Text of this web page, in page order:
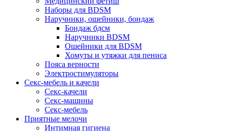
Наборы для BDSM
Наручники, ошейники, бондаж
Бондаж бдсм
Наручники BDSM
Ошейники для BDSM
Хомуты и утяжки для пениса
Пояса верности
Электростимуляторы
Секс-мебель и качели
Секс-качели
Секс-машины
Секс-мебель
Приятные мелочи
Интимная гигиена